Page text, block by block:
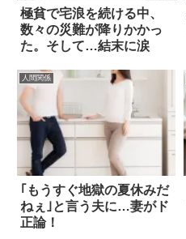
極貧で宅浪を続ける中、
数々の災難が降りかかっ
た。そして…結末に涙
人間関係
｢もうすぐ地獄の夏休みだ
ねぇ｣と言う夫に…妻がド
正論！